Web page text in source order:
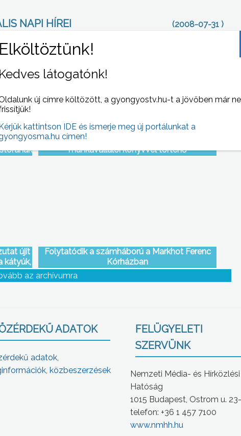
NAPI HÍREI (2008-07-31 )
Napjainkban számos vállalkozás az alkalmi
munkavállalói könyvvel történő
újít
kátyúk,
az új
Folytatódik a számháború a Markhot Ferenc
Kórházban
az archívumra
ADATOK
adatok,
közbeszerzések
FELÜGYELETI
SZERVÜNK
Nemzeti Média- és Hírközlési
Hatóság
1015 Budapest, Ostrom u.
telefon: +36 1 457 7100
www.nmhh.hu
Kedves látogatónk!
új címre költözött, a gyongyostv.hu-t a jövőben már
kattintson IDE és ismerje meg új portálunkat a
címen!